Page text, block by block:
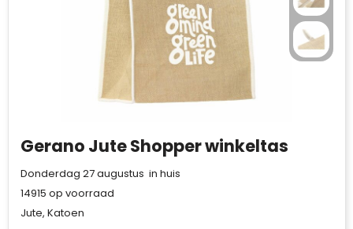
Gerano Jute Shopper winkeltas
Donderdag 27 augustus in huis
14915 op voorraad
Jute, Katoen